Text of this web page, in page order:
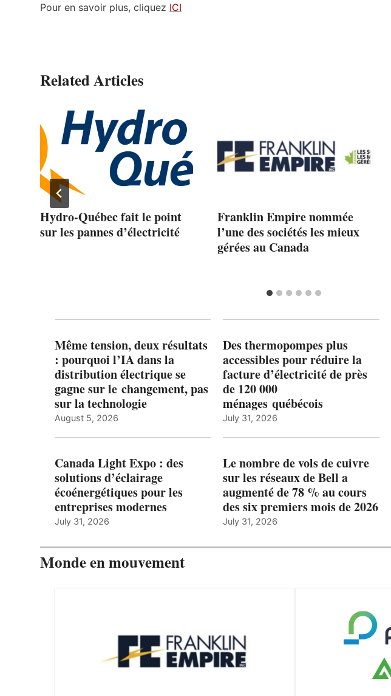
Pour en savoir plus, cliquez ICI
Related Articles
Hydro-Québec fait le point
sur les pannes d’électricité
Franklin Empire nommée
l’une des sociétés les mieux
gérées au Canada
Même tension, deux résultats
: pourquoi l’IA dans la
distribution électrique se
gagne sur le changement, pas
sur la technologie
August 5, 2026
Canada Light Expo : des
solutions d’éclairage
écoénergétiques pour les
entreprises modernes
July 31, 2026
Des thermopompes plus
accessibles pour réduire la
facture d’électricité de près
de 120 000
ménages québécois
July 31, 2026
Le nombre de vols de cuivre
sur les réseaux de Bell a
augmenté de 78 % au cours
des six premiers mois de 2026
July 31, 2026
Monde en mouvement